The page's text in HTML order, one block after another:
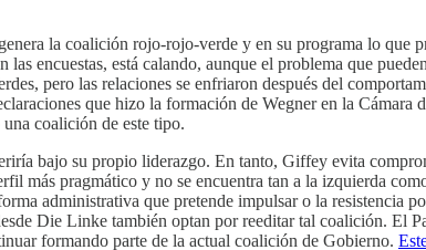
la coalición rojo-rojo-verde y en su programa lo que
encuestas, está calando, aunque el problema que
pero las relaciones se enfriaron después del
que hizo la formación de Wegner en la Cámara
coalición de este tipo.
bajo su propio liderazgo. En tanto, Giffey evita
más pragmático y no se encuentra tan a la izquierda
administrativa que pretende impulsar o la resistencia
Die Linke también optan por reeditar tal coalición. El
formando parte de la actual coalición de Gobierno.